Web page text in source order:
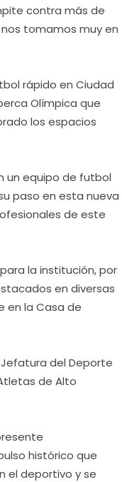
contra más de
tomamos muy en
rápido en Ciudad
Olímpica que
los espacios
un equipo de futbol
paso en esta nueva
de este
la institución, por
en diversas
en la Casa de
del Deporte
de Alto
histórico que
el deportivo y se